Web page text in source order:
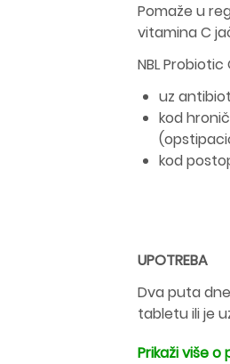
Pomaže u
vitamina C
NBL
uz
kod
kod
UPOTREBA
Dva puta
tabletu ili je
Prikaži više o